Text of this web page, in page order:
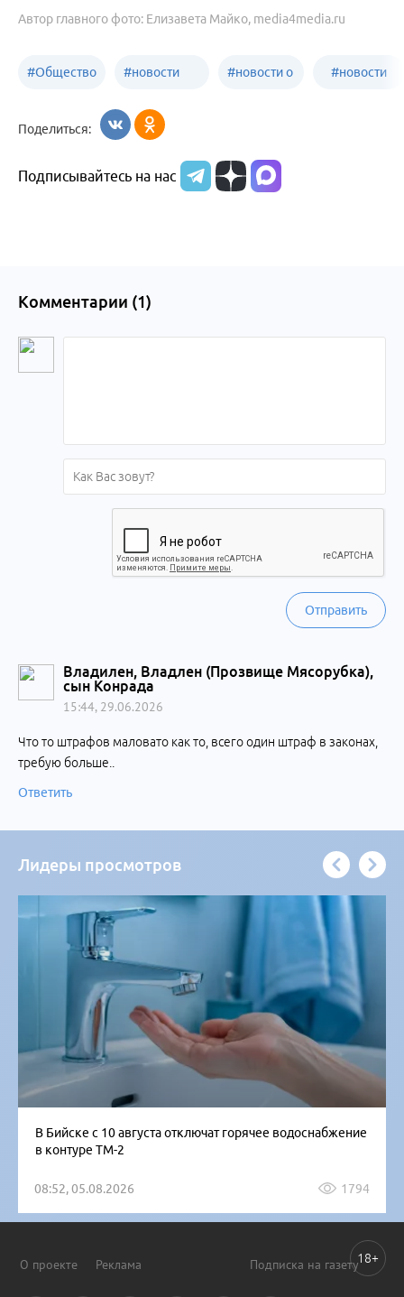
Автор главного фото: Елизавета Майко, media4media.ru
#Общество #новости
образования
#новости о
Алтайского
#новости
Поделиться:
Подписывайтесь на нас
Комментарии (1)
Отправить
Владилен, Владлен (Прозвище Мясорубка),
сын Конрада
15:44, 29.06.2026
Что то штрафов маловато как то, всего один штраф в законах,
требую больше..
Ответить
Лидеры просмотров
В Бийске с 10 августа отключат горячее водоснабжение
в контуре ТМ-2
08:52, 05.08.2026 1794
О проекте Реклама Подписка на газету18+